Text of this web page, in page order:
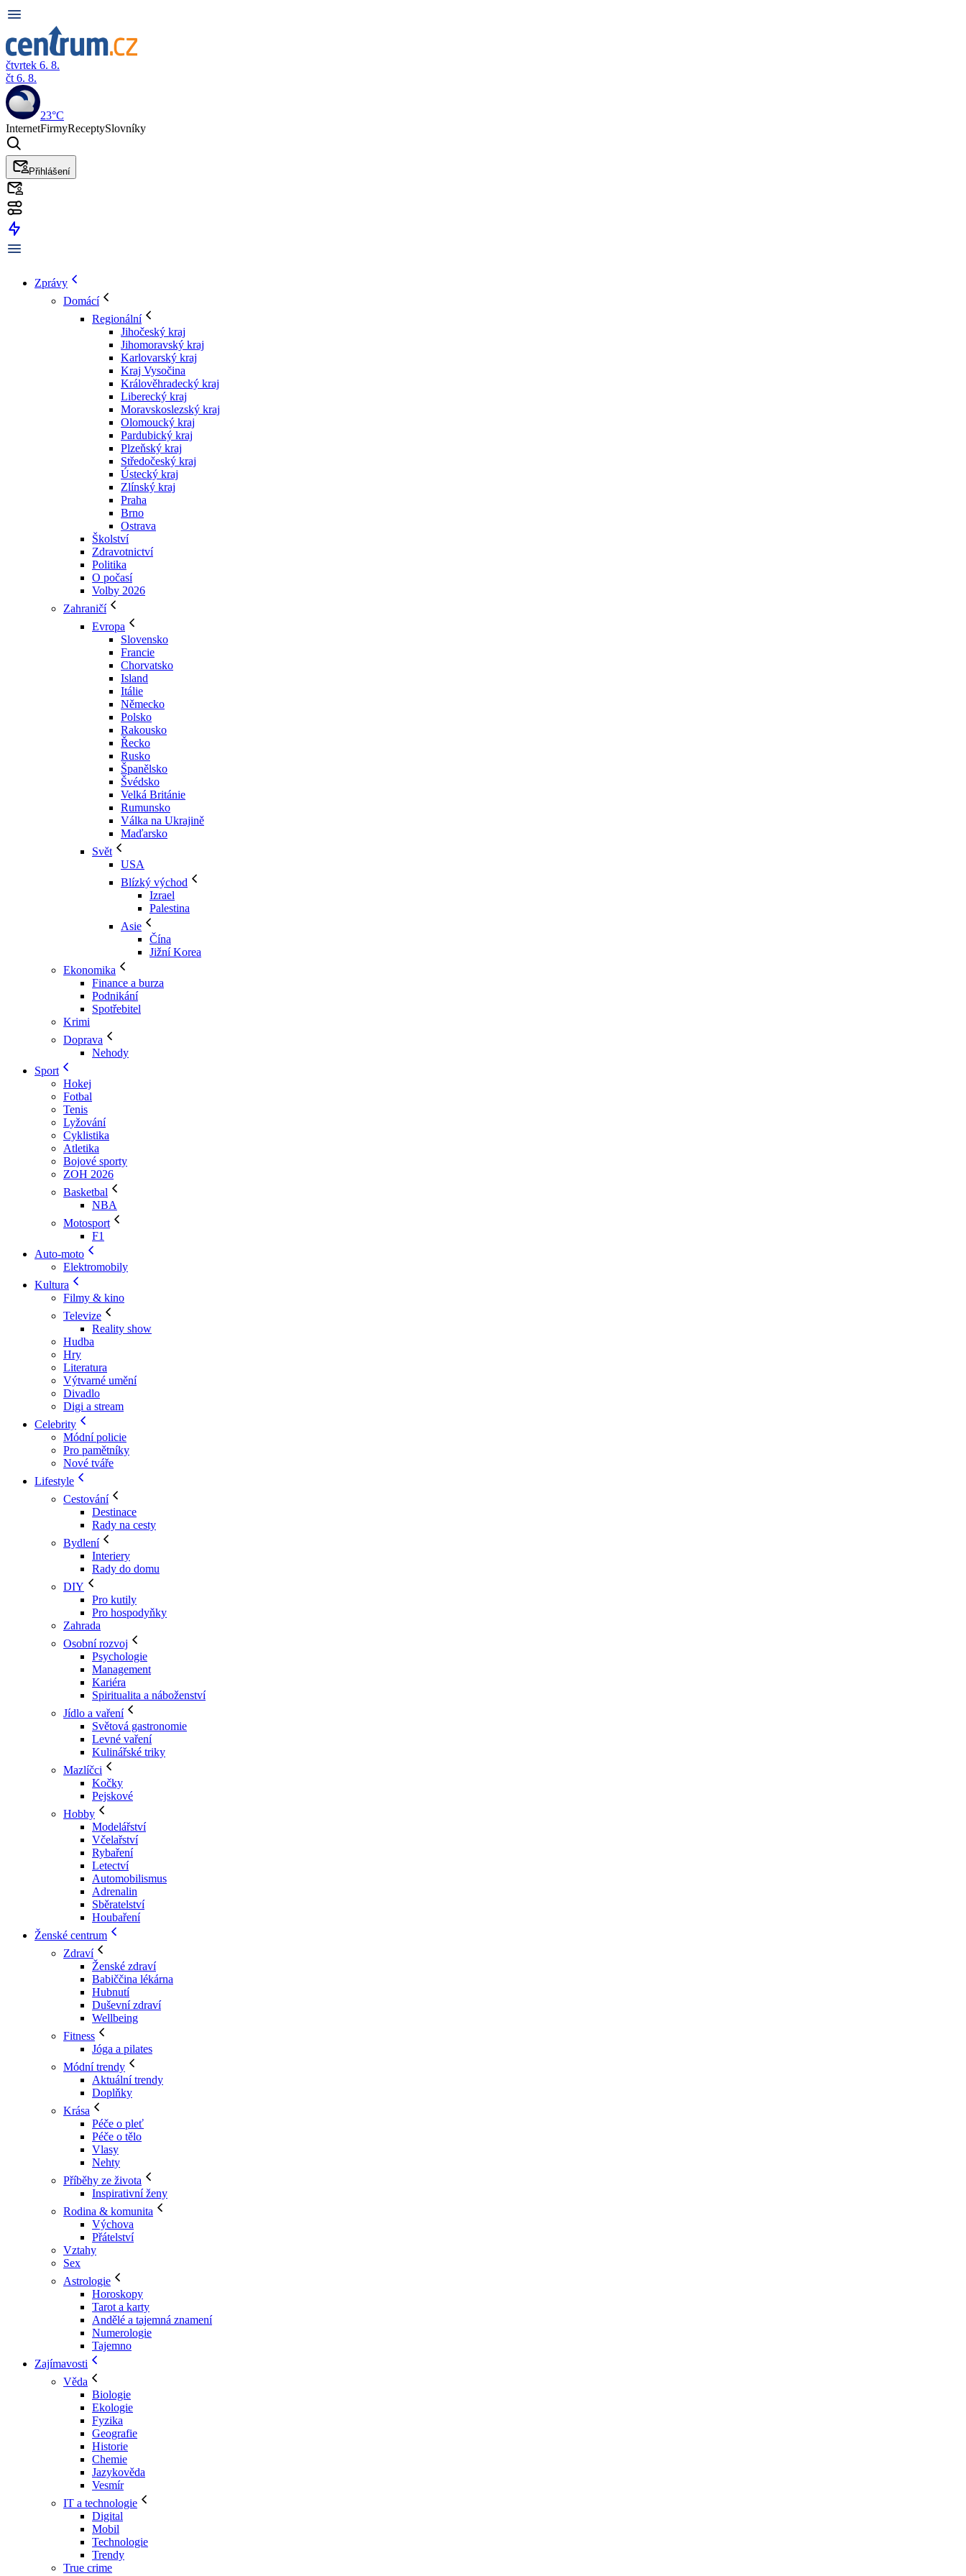
čtvrtek 6. 8.
čt 6. 8.
23°C
InternetFirmyReceptySlovníky
Přihlášení
Zprávy
Domácí
Regionální
Jihočeský kraj
Jihomoravský kraj
Karlovarský kraj
Kraj Vysočina
Králověhradecký kraj
Liberecký kraj
Moravskoslezský kraj
Olomoucký kraj
Pardubický kraj
Plzeňský kraj
Středočeský kraj
Ústecký kraj
Zlínský kraj
Praha
Brno
Ostrava
Školství
Zdravotnictví
Politika
O počasí
Volby 2026
Zahraničí
Evropa
Slovensko
Francie
Chorvatsko
Island
Itálie
Německo
Polsko
Rakousko
Řecko
Rusko
Španělsko
Švédsko
Velká Británie
Rumunsko
Válka na Ukrajině
Maďarsko
Svět
USA
Blízký východ
Izrael
Palestina
Asie
Čína
Jižní Korea
Ekonomika
Finance a burza
Podnikání
Spotřebitel
Krimi
Doprava
Nehody
Sport
Hokej
Fotbal
Tenis
Lyžování
Cyklistika
Atletika
Bojové sporty
ZOH 2026
Basketbal
NBA
Motosport
F1
Auto-moto
Elektromobily
Kultura
Filmy & kino
Televize
Reality show
Hudba
Hry
Literatura
Výtvarné umění
Divadlo
Digi a stream
Celebrity
Módní policie
Pro pamětníky
Nové tváře
Lifestyle
Cestování
Destinace
Rady na cesty
Bydlení
Interiery
Rady do domu
DIY
Pro kutily
Pro hospodyňky
Zahrada
Osobní rozvoj
Psychologie
Management
Kariéra
Spiritualita a náboženství
Jídlo a vaření
Světová gastronomie
Levné vaření
Kulinářské triky
Mazlíčci
Kočky
Pejskové
Hobby
Modelářství
Včelařství
Rybaření
Letectví
Automobilismus
Adrenalin
Sběratelství
Houbaření
Ženské centrum
Zdraví
Ženské zdraví
Babiččina lékárna
Hubnutí
Duševní zdraví
Wellbeing
Fitness
Jóga a pilates
Módní trendy
Aktuální trendy
Doplňky
Krása
Péče o pleť
Péče o tělo
Vlasy
Nehty
Příběhy ze života
Inspirativní ženy
Rodina & komunita
Výchova
Přátelství
Vztahy
Sex
Astrologie
Horoskopy
Tarot a karty
Andělé a tajemná znamení
Numerologie
Tajemno
Zajímavosti
Věda
Biologie
Ekologie
Fyzika
Geografie
Historie
Chemie
Jazykověda
Vesmír
IT a technologie
Digital
Mobil
Technologie
Trendy
True crime